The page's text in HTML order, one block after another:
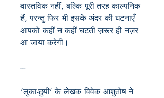
वास्तविक नहीं, बल्कि पूरी तरह काल्पनिक
हैं, परन्तु फिर भी इसके अंदर की घटनाएँ
आपको कहीं न कहीं घटती ज़रूर ही नज़र
आ जाया करेगी।
---
‘लुका-छुपी’ के लेखक विवेक आशुतोष ने